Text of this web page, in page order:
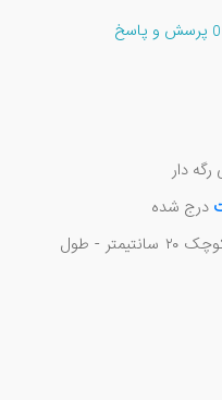
0 پرسش و پاسخ
دار
درج شده
ابعاد : عرض بزرگ ۴۵ و عرض کوچک ۲۰ سانتیمتر - طول